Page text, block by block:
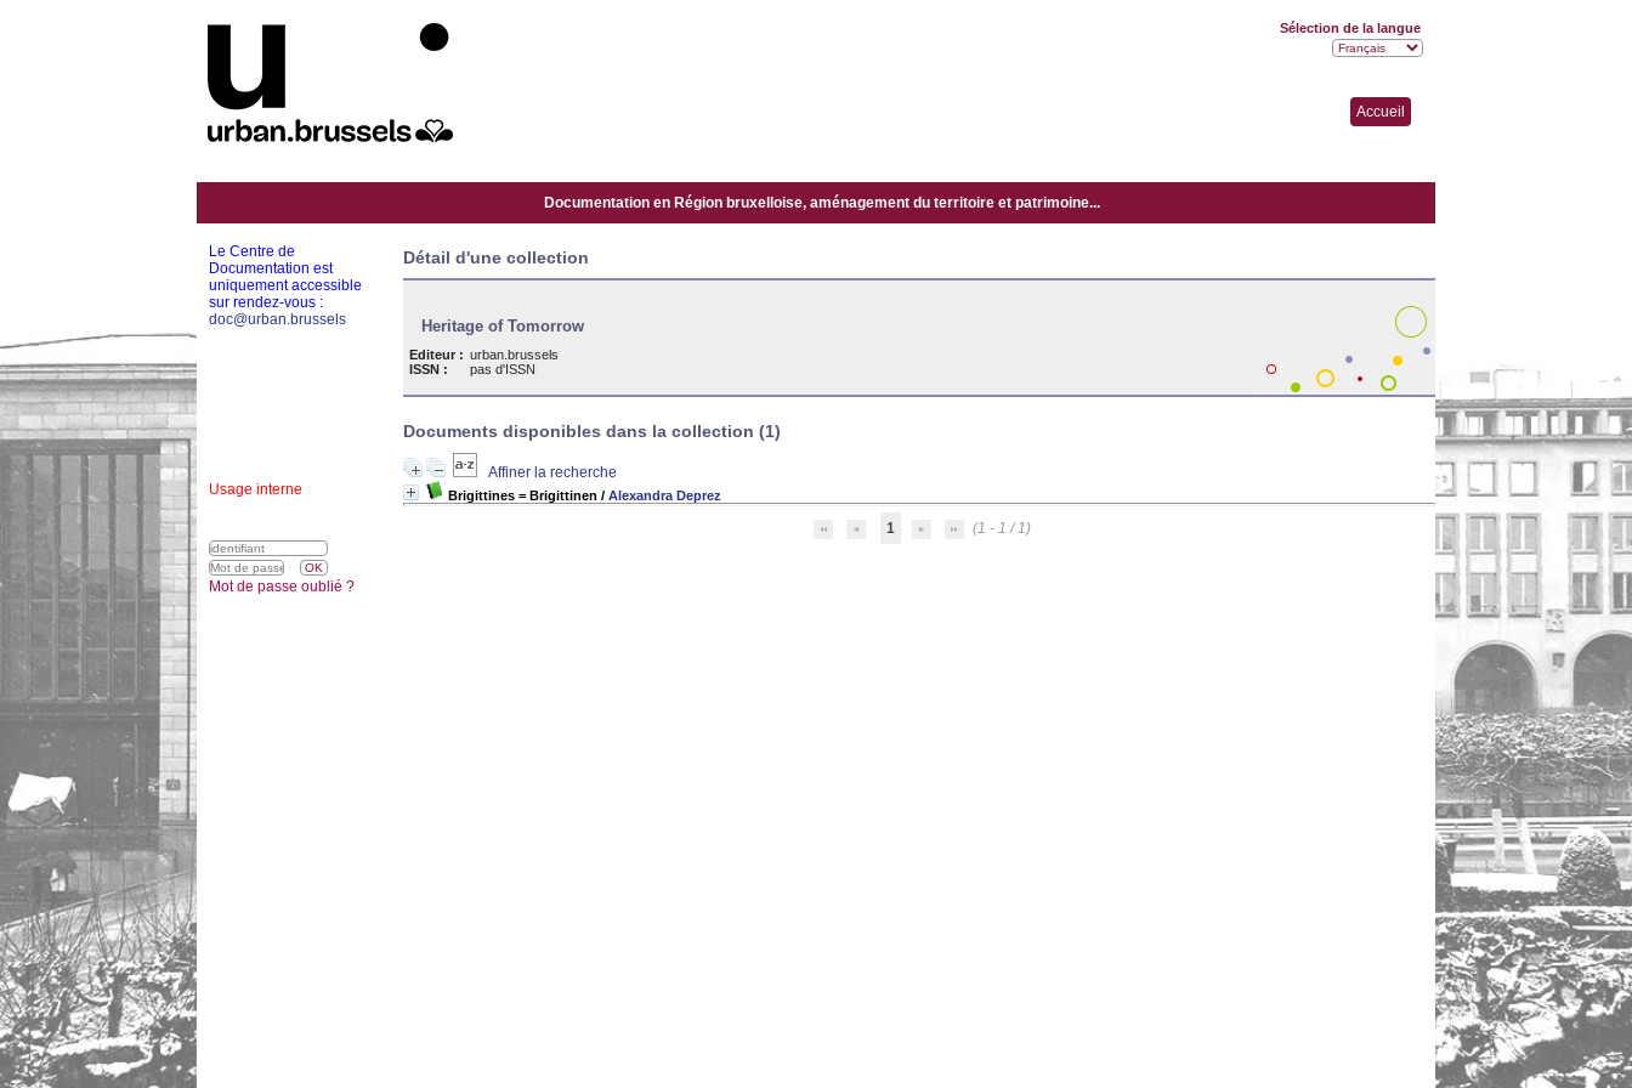
Accueil
Documentation en Région bruxelloise, aménagement du territoire et patrimoine...
Détail d'une collection
Heritage of Tomorrow
Editeur : urban.brussels
ISSN :
pas d'ISSN
Documents disponibles dans la collection (1)
Affiner la recherche
Brigittines = Brigittinen / Alexandra Deprez
1 (1 - 1 / 1)
Le Centre de
Documentation est
uniquement accessible
sur rendez-vous :
doc@urban.brussels
Usage interne
Sélection de la langue
Mot de passe oublié ?